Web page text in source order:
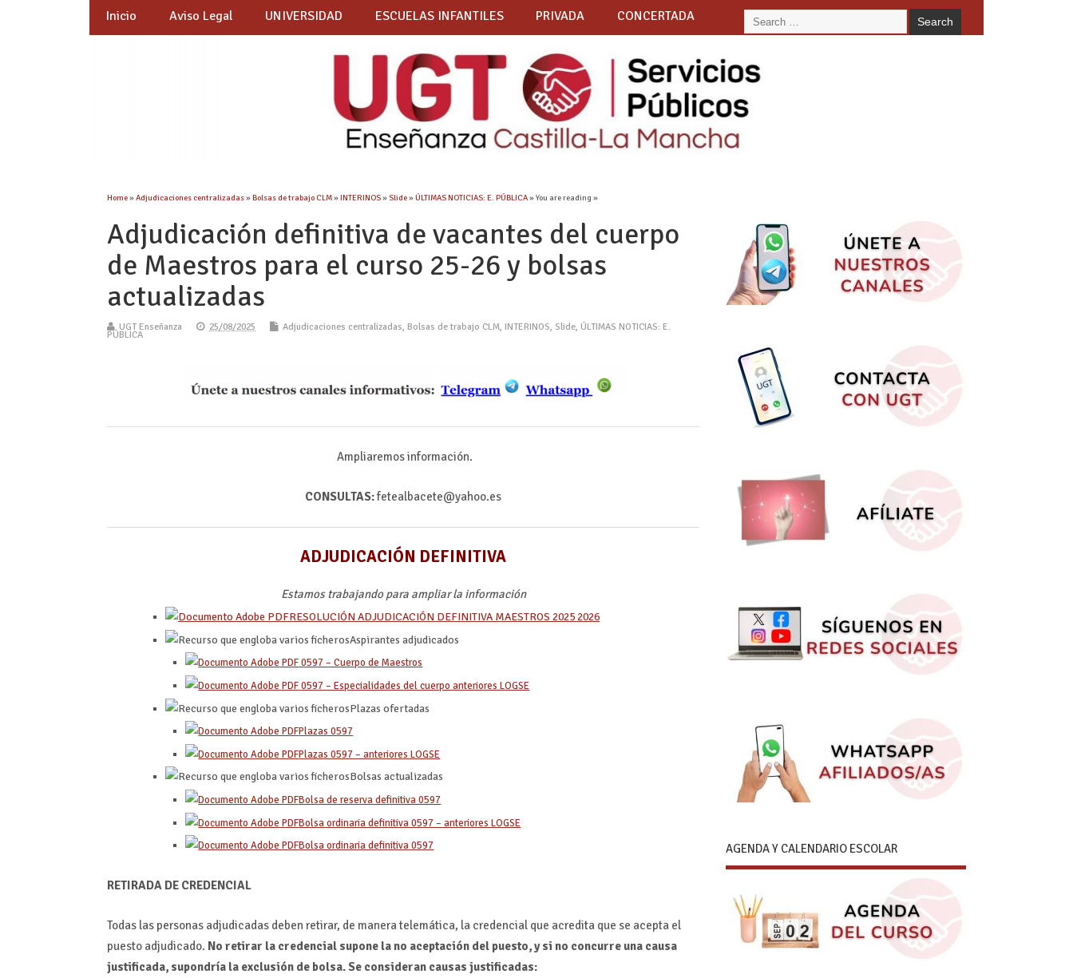
Inicio Aviso Legal UNIVERSIDAD ESCUELAS INFANTILES PRIVADA CONCERTADA
Home»Adjudicaciones centralizadas»Bolsas de trabajo CLM»INTERINOS»Slide»ÚLTIMAS NOTICIAS: E. PÚBLICA» You are reading »
Adjudicación definitiva de vacantes del cuerpo
de Maestros para el curso 25-26 y bolsas
actualizadas
UGT Enseñanza 25/08/2025 Adjudicaciones centralizadas, Bolsas de trabajo CLM, INTERINOS, Slide, ÚLTIMAS NOTICIAS: E.
PÚBLICA
Ampliaremos información.
CONSULTAS:fetealbacete@yahoo.es
ADJUDICACIÓN DEFINITIVA
Estamos trabajando para ampliar la información
RESOLUCIÓN ADJUDICACIÓN DEFINITIVA MAESTROS 2025 2026
Aspirantes adjudicados
0597 – Cuerpo de Maestros
0597 – Especialidades del cuerpo anteriores LOGSE
Plazas ofertadas
Plazas 0597
Plazas 0597 – anteriores LOGSE
Bolsas actualizadas
Bolsa de reserva definitiva 0597
Bolsa ordinaria definitiva 0597 – anteriores LOGSE
Bolsa ordinaria definitiva 0597
RETIRADA DE CREDENCIAL
Todas las personas adjudicadas deben retirar, de manera telemática, la credencial que acredita que se acepta el
puesto adjudicado. No retirar la credencial supone la no aceptación del puesto, y si no concurre una causa
justificada, supondría la exclusión de bolsa. Se consideran causas justificadas:
AGENDA Y CALENDARIO ESCOLAR